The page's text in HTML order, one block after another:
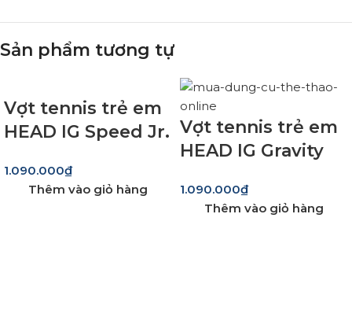
Sản phẩm tương tự
Vợt tennis trẻ em
HEAD IG Speed Jr.
1.090.000₫
Thêm vào giỏ hàng
Vợt tennis trẻ em
HEAD IG Gravity
Title
1.090.000₫
Thêm vào giỏ hàng